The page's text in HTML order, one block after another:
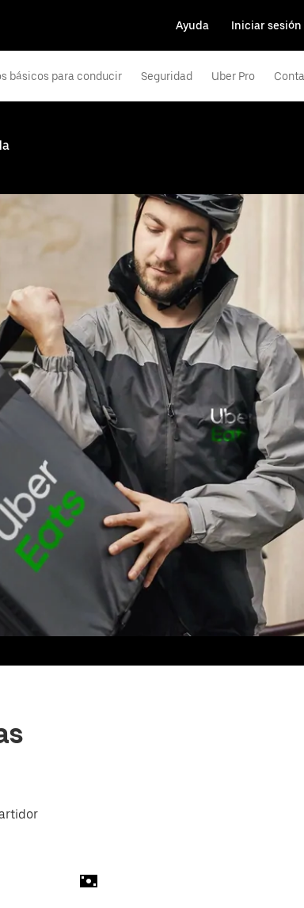
Ayuda Iniciar sesión
básicos para conducir Seguridad Uber Pro